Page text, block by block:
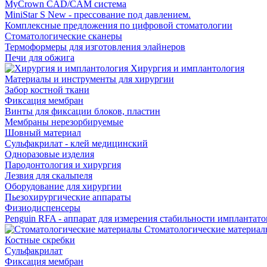
MyCrown CAD/CAM система
MiniStar S New - прессование под давлением.
Комплексные предложения по цифровой стоматологии
Стоматологические сканеры
Термоформеры для изготовления элайнеров
Печи для обжига
Хирургия и имплантология
Материалы и инструменты для хирургии
Забор костной ткани
Фиксация мембран
Винты для фиксации блоков, пластин
Мембраны нерезорбируемые
Шовный материал
Сульфакрилат - клей медицинский
Одноразовые изделия
Пародонтология и хирургия
Лезвия для скальпеля
Оборудование для хирургии
Пьезохирургические аппараты
Физиодиспенсеры
Penguin RFA - аппарат для измерения стабильности
Стоматологические
Костные скребки
Сульфакрилат
Фиксация мембран